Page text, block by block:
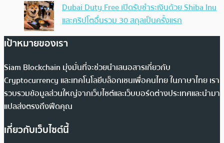
Dubai Duty Free เปิดรับชำระเงินด้วย Shiba Inu
และคริปโตอื่นรวม 30 สกุลเป็นครั้งแรก
เป้าหมายของเรา
Siam Blockchain มุ่งมั่นที่จะช่วยนำเสนอสารเกี่ยวกับ
Cryptocurrency และเทคโนโลยีบล็อกเชนเพื่อคนไทย ในภาษาไทย เรา
รวบรวมข้อมูลส่วนใหญ่จากเว็บไซต์และเว็บบอร์ดต่างประเทศและนำมา
แปลส่งตรงถึงฟีดคุณ
เกี่ยวกับเว็บไซต์นี้